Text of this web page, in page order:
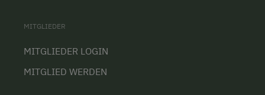
MITGLIEDER
MITGLIEDER LOGIN
MITGLIED WERDEN